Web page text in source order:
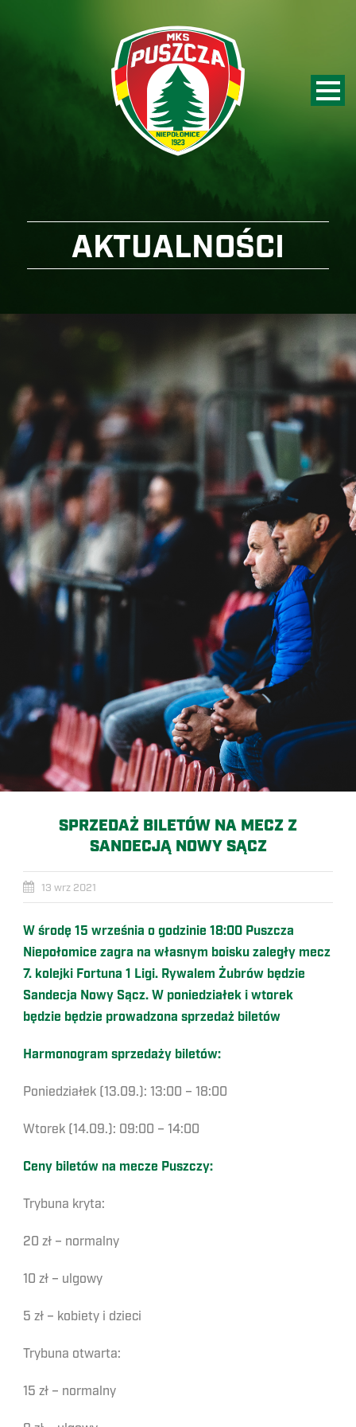
AKTUALNOŚCI
SPRZEDAŻ BILETÓW NA MECZ Z
SANDECJĄ NOWY SĄCZ
13 wrz 2021
W środę 15 września o godzinie 18:00 Puszcza
Niepołomice zagra na własnym boisku zaległy mecz
7. kolejki Fortuna 1 Ligi. Rywalem Żubrów będzie
Sandecja Nowy Sącz. W poniedziałek i wtorek
będzie będzie prowadzona sprzedaż biletów
Harmonogram sprzedaży biletów:
Poniedziałek (13.09.): 13:00 – 18:00
Wtorek (14.09.): 09:00 – 14:00
Ceny biletów na mecze Puszczy:
Trybuna kryta:
20 zł – normalny
10 zł – ulgowy
5 zł – kobiety i dzieci
Trybuna otwarta:
15 zł – normalny